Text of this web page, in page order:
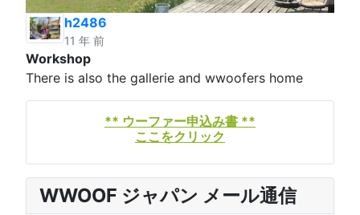
h2486
11 年 前
Workshop
There is also the gallerie and wwoofers home
** ウーファー申込み書 **
ここをクリック
WWOOF ジャパン メール通信